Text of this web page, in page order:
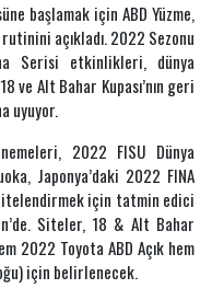
başlamak için ABD Yüzme,
açıkladı. 2022 Sezonu
Serisi etkinlikleri, dünya
ve Alt Bahar Kupası’nın geri
uyuyor.
2022 FISU Dünya
Japonya’daki 2022 FINA
nitelendirmek için tatmin edici
Siteler, 18 & Alt Bahar
2022 Toyota ABD Açık hem
için belirlenecek.